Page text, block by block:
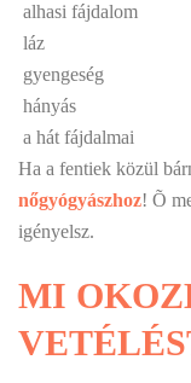
 alhasi fájdalom
 láz
 gyengeség
 hányás
 a hát fájdalmai
Ha a fentiek közül
nőgyógyászhoz! Õ
igényelsz.
MI